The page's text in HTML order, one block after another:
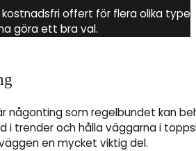
offert för flera olika
göra ett bra val.
någonting som regelbundet kan
i trender och hålla väggarna i
en mycket viktig del.